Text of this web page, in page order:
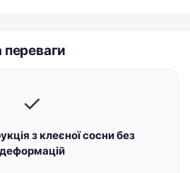
переваги
✓
з клеєної сосни без
деформацій